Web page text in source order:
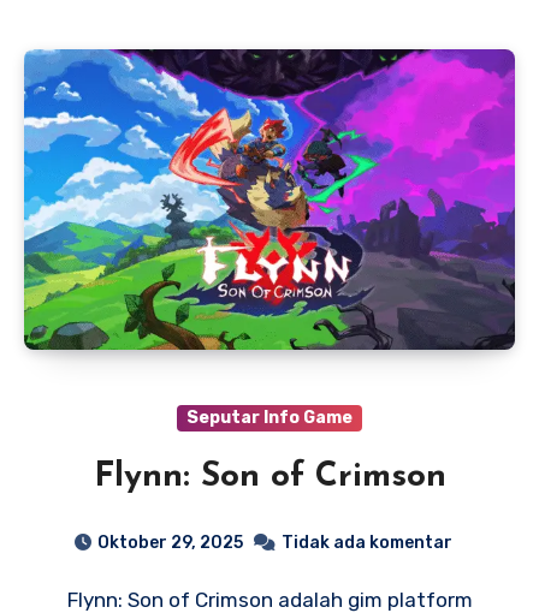
Seputar Info Game
Flynn: Son of Crimson
Oktober 29, 2025 Tidak ada komentar
Flynn: Son of Crimson adalah gim platform